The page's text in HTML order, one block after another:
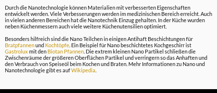
Durch die Nanotechnologie können Materialien mit verbesserten Eigenschaften
entwickelt werden. Viele Verbesserungen werden im medizinischen Bereich erreicht. Auch
in vielen anderen Bereichen hat die Nanotechnik Einzug gehalten. In der Küche wurden
neben Küchenmessern auch viele weitere Küchenutensilien optimiert.
Besonders hilfreich sind die Nano Teilchen in einigen Antihaft Beschichtungen für
Bratpfannenund Kochtöpfe . Ein Beispiel für Nano beschichtetes Kochgeschirr ist
Gastrolux mit den Biotan Pfannen . Die extrem kleinen Nano Partikel schließen die
Zwischenräume der größeren Oberflächen Partikel und verringern so das Anhaften und
den Verbrauch von Speiseöl beim Kochen und Braten. Mehr Informationen zu Nano und
Nanotechnologie gibt es aufWikipedia